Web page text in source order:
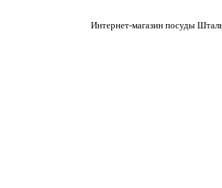
Интернет-магазин посуды